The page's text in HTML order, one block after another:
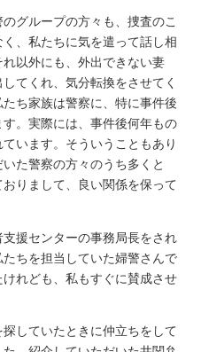
グループの方々も、捜査のこ
、私たちに気を遣って話し相
以外にも、外出できない妻
てくれ、気分転換をさせてく
ち家族は警察に、特に事件後
。実際には、事件後何年もの
います。そういうこともあり
た警察の方々のうち多くと
りまして、良い関係を保って
援センターの事務局長をされ
ちを担当していた婦警さんで
れども、私もすぐに賛成させ
していたときに仲立ちをして